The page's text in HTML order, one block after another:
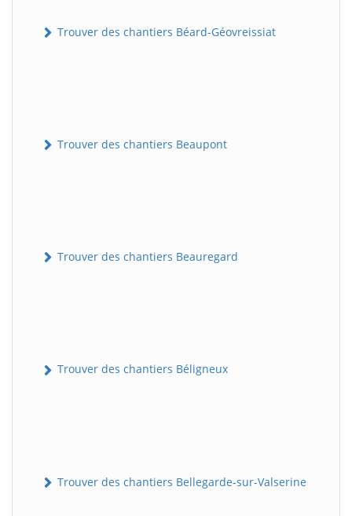
Trouver des chantiers Béard-Géovreissiat
Trouver des chantiers Beaupont
Trouver des chantiers Beauregard
Trouver des chantiers Béligneux
Trouver des chantiers Bellegarde-sur-Valserine